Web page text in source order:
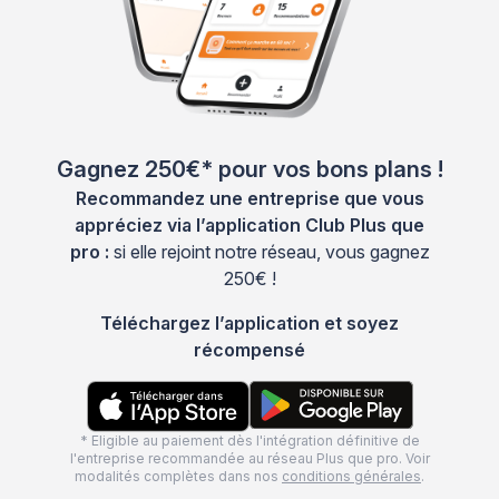
Gagnez 250€* pour vos bons plans !
Recommandez une entreprise que vous
appréciez via l’application Club Plus que
pro : si elle rejoint notre réseau, vous gagnez
250€ !
Téléchargez l’application et soyez
récompensé
* Eligible au paiement dès l'intégration définitive de
l'entreprise recommandée au réseau Plus que pro. Voir
modalités complètes dans nos conditions générales.